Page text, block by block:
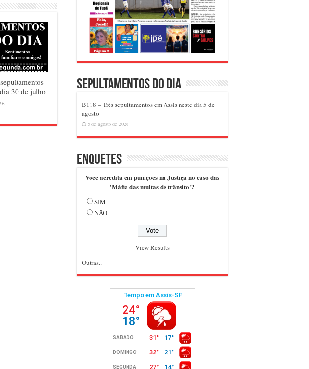
30 de julho
Sepultamentos do dia
B118 – Três sepultamentos em Assis neste dia 5 de
agosto
5 de agosto de 2026
Enquetes
Você acredita em punições na Justiça no caso das
'Máfia das multas de trânsito'?
SIM
NÃO
View Results
Outras..